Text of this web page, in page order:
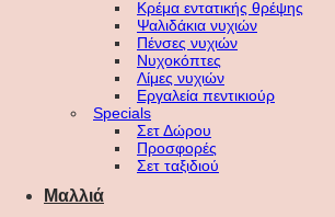
Κρέμα εντατικής θρέψης
Ψαλιδάκια νυχιών
Πένσες νυχιών
Νυχοκόπτες
Λίμες νυχιών
Εργαλεία πεντικιούρ
Specials
Σετ Δώρου
Προσφορές
Σετ ταξιδιού
Μαλλιά